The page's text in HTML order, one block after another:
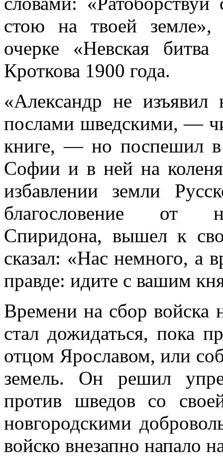
стою на твоей земле»,
очерке «Невская
Кроткова 1900 года.
«Александр не изъявил
послами шведскими, —
книге, — но поспешил в
Софии и в ней на
избавлении земли
благословение от
Спиридона, вышел к
сказал: «Нас немного, а
правде: идите с вашим
Времени на сбор войска
стал дожидаться, пока
отцом Ярославом, или
земель. Он решил
против шведов со
новгородскими
войско внезапно напало